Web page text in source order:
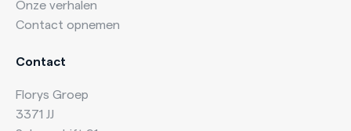
Onze verhalen
Contact opnemen
Contact
Florys Groep
3371 JJ